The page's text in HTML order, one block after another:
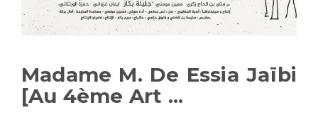
Madame M. De Essia Jaïbi
[au 4ème Art ...